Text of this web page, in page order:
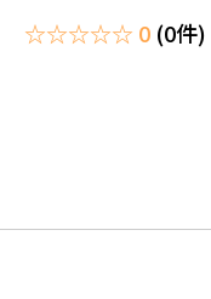
☆☆☆☆☆ 0 (0件)